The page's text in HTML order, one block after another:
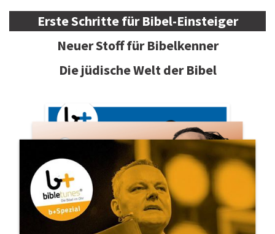
Erste Schritte für Bibel-Einsteiger
Neuer Stoff für Bibelkenner
Die jüdische Welt der Bibel